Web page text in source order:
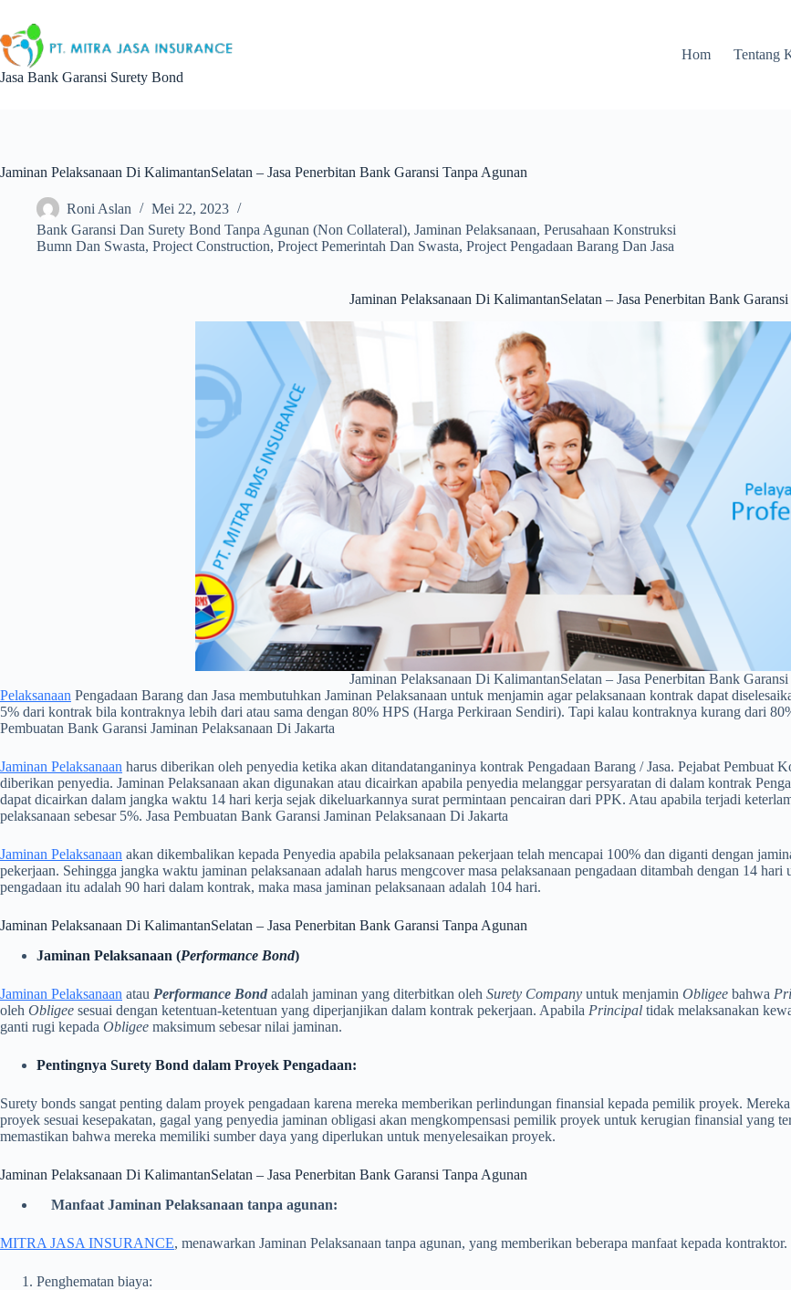
content
Jasa Bank Garansi Surety Bond
Hom Tentang
Jaminan Pelaksanaan Di KalimantanSelatan – Jasa Penerbitan Bank Garansi Tanpa Agunan
Roni Aslan
Mei 22, 2023
Bank Garansi Dan Surety Bond Tanpa Agunan (Non Collateral), Jaminan Pelaksanaan, Perusahaan Konstruksi
Bumn Dan Swasta, Project Construction, Project Pemerintah Dan Swasta, Project Pengadaan Barang Dan Jasa
Jaminan Pelaksanaan Di KalimantanSelatan – Jasa Penerbitan Bank
Jaminan Pelaksanaan Di KalimantanSelatan – Jasa Penerbitan Bank
Pelaksanaan Pengadaan Barang dan Jasa membutuhkan Jaminan Pelaksanaan untuk menjamin agar pelaksanaan kontrak dapat
5% dari kontrak bila kontraknya lebih dari atau sama dengan 80% HPS (Harga Perkiraan Sendiri). Tapi kalau kontraknya kurang dari
Pembuatan Bank Garansi Jaminan Pelaksanaan Di Jakarta
Jaminan Pelaksanaan harus diberikan oleh penyedia ketika akan ditandatanganinya kontrak Pengadaan Barang / Jasa. Pejabat
diberikan penyedia. Jaminan Pelaksanaan akan digunakan atau dicairkan apabila penyedia melanggar persyaratan di dalam kontrak
dapat dicairkan dalam jangka waktu 14 hari kerja sejak dikeluarkannya surat permintaan pencairan dari PPK. Atau apabila terjadi
pelaksanaan sebesar 5%. Jasa Pembuatan Bank Garansi Jaminan Pelaksanaan Di Jakarta
Jaminan Pelaksanaan akan dikembalikan kepada Penyedia apabila pelaksanaan pekerjaan telah mencapai 100% dan diganti dengan
pekerjaan. Sehingga jangka waktu jaminan pelaksanaan adalah harus mengcover masa pelaksanaan pengadaan ditambah dengan 14
pengadaan itu adalah 90 hari dalam kontrak, maka masa jaminan pelaksanaan adalah 104 hari.
Jaminan Pelaksanaan Di KalimantanSelatan – Jasa Penerbitan Bank Garansi Tanpa Agunan
Jaminan Pelaksanaan (Performance Bond)
Jaminan Pelaksanaan atau Performance Bond adalah jaminan yang diterbitkan oleh Surety Company untuk menjamin Obligee bahwa
oleh Obligee sesuai dengan ketentuan-ketentuan yang diperjanjikan dalam kontrak pekerjaan. Apabila Principal tidak melaksanakan
ganti rugi kepada Obligee maksimum sebesar nilai jaminan.
Pentingnya Surety Bond dalam Proyek Pengadaan:
Surety bonds sangat penting dalam proyek pengadaan karena mereka memberikan perlindungan finansial kepada pemilik proyek.
proyek sesuai kesepakatan, gagal yang penyedia jaminan obligasi akan mengkompensasi pemilik proyek untuk kerugian finansial yang
memastikan bahwa mereka memiliki sumber daya yang diperlukan untuk menyelesaikan proyek.
Jaminan Pelaksanaan Di KalimantanSelatan – Jasa Penerbitan Bank Garansi Tanpa Agunan
Manfaat Jaminan Pelaksanaan tanpa agunan:
MITRA JASA INSURANCE, menawarkan Jaminan Pelaksanaan tanpa agunan, yang memberikan beberapa manfaat kepada
Penghematan biaya: